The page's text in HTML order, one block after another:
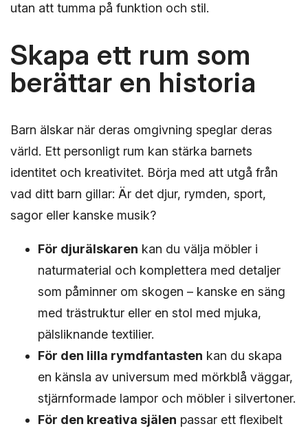
utan att tumma på funktion och stil.
Skapa ett rum som
berättar en historia
Barn älskar när deras omgivning speglar deras
värld. Ett personligt rum kan stärka barnets
identitet och kreativitet. Börja med att utgå från
vad ditt barn gillar: Är det djur, rymden, sport,
sagor eller kanske musik?
För djurälskaren kan du välja möbler i
naturmaterial och komplettera med detaljer
som påminner om skogen – kanske en säng
med trästruktur eller en stol med mjuka,
pälsliknande textilier.
För den lilla rymdfantasten kan du skapa
en känsla av universum med mörkblå väggar,
stjärnformade lampor och möbler i silvertoner.
För den kreativa själen passar ett flexibelt